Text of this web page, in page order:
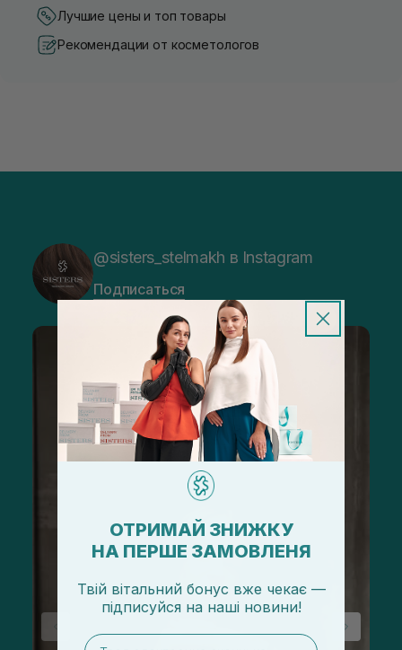
Лучшие цены и топ товары
Рекомендации от косметологов
@sisters_stelmakh в Instagram
Подписаться
ОТРИМАЙ ЗНИЖКУ
НА ПЕРШЕ ЗАМОВЛЕНЯ
Твій вітальний бонус вже чекає —
підписуйся на наші новини!
email